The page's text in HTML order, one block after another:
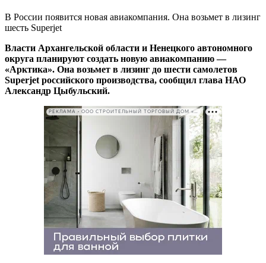
В России появится новая авиакомпания. Она возьмет в лизинг
шесть Superjet
Власти Архангельской области и Ненецкого автономного
округа планируют создать новую авиакомпанию —
«Арктика». Она возьмет в лизинг до шести самолетов
Superjet российского производства, сообщил глава НАО
Александр Цыбульский.
РЕКЛАМА • ООО СТРОИТЕЛЬНЫЙ ТОРГОВЫЙ ДОМ «ПЕТРОВИЧ». ИНН: 7802348846